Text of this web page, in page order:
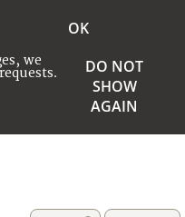
we
OK
DO NOT
SHOW
AGAIN